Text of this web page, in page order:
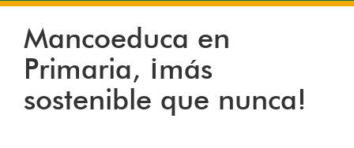
Mancoeduca en
Primaria, ¡más
sostenible que nunca!